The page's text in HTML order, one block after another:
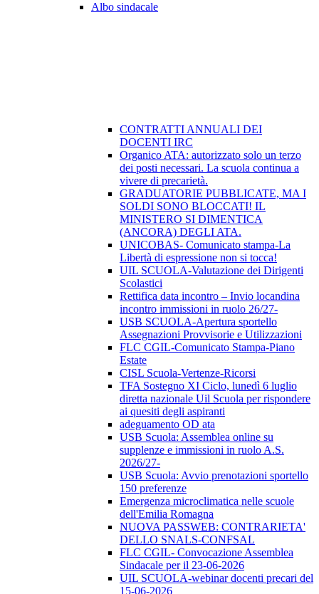
Albo sindacale
CONTRATTI ANNUALI DEI
DOCENTI IRC
Organico ATA: autorizzato solo un terzo
dei posti necessari. La scuola continua a
vivere di precarietà.
GRADUATORIE PUBBLICATE, MA I
SOLDI SONO BLOCCATI! IL
MINISTERO SI DIMENTICA
(ANCORA) DEGLI ATA.
UNICOBAS- Comunicato stampa-La
Libertà di espressione non si tocca!
UIL SCUOLA-Valutazione dei Dirigenti
Scolastici
Rettifica data incontro – Invio locandina
incontro immissioni in ruolo 26/27-
USB SCUOLA-Apertura sportello
Assegnazioni Provvisorie e Utilizzazioni
FLC CGIL-Comunicato Stampa-Piano
Estate
CISL Scuola-Vertenze-Ricorsi
TFA Sostegno XI Ciclo, lunedì 6 luglio
diretta nazionale Uil Scuola per rispondere
ai quesiti degli aspiranti
adeguamento OD ata
USB Scuola: Assemblea online su
supplenze e immissioni in ruolo A.S.
2026/27-
USB Scuola: Avvio prenotazioni sportello
150 preferenze
Emergenza microclimatica nelle scuole
dell'Emilia Romagna
NUOVA PASSWEB: CONTRARIETA'
DELLO SNALS-CONFSAL
FLC CGIL- Convocazione Assemblea
Sindacale per il 23-06-2026
UIL SCUOLA-webinar docenti precari del
15-06-2026